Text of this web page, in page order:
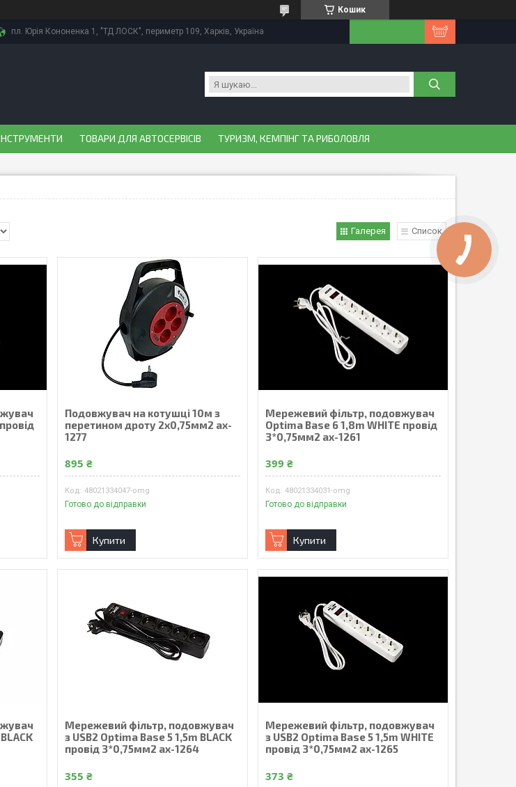
Кошик
пл. Юрія Кононенка 1, "ТД ЛОСК", периметр 109, Харків, Україна
ТОВАРИ ДЛЯ АВТОСЕРВІСІВ ТУРИЗМ, КЕМПІНГ ТА РИБОЛОВЛЯ
Галерея Список
Подовжувач на котушці 10м з
перетином дроту 2х0,75мм2 ax-
1277
895 ₴
48021334047-omg
Готово до відправки
Купити
Мережевий фільтр, подовжувач
Optima Base 6 1,8m WHITE провід
3*0,75мм2 ax-1261
399 ₴
48021334031-omg
Готово до відправки
Купити
Мережевий фільтр, подовжувач
з USB2 Optima Base 5 1,5m BLACK
провід 3*0,75мм2 ax-1264
355 ₴
Мережевий фільтр, подовжувач
з USB2 Optima Base 5 1,5m WHITE
провід 3*0,75мм2 ax-1265
373 ₴